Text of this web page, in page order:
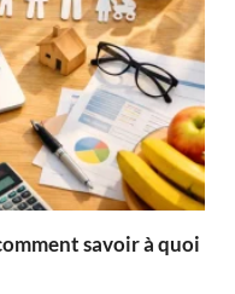
savoir à quoi